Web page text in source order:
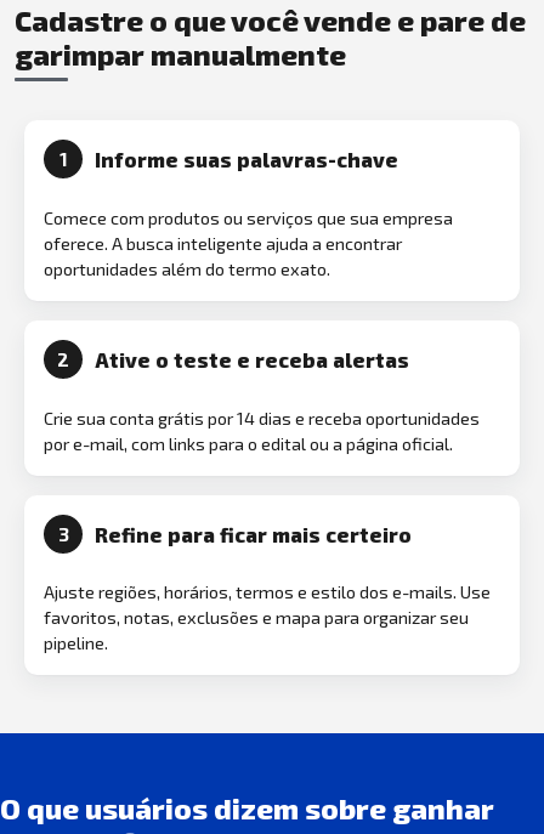
Cadastre o que você vende e pare de
garimpar manualmente
1 Informe suas palavras-chave
Comece com produtos ou serviços que sua empresa
oferece. A busca inteligente ajuda a encontrar
oportunidades além do termo exato.
2 Ative o teste e receba alertas
Crie sua conta grátis por 14 dias e receba oportunidades
por e-mail, com links para o edital ou a página oficial.
3 Refine para ficar mais certeiro
Ajuste regiões, horários, termos e estilo dos e-mails. Use
favoritos, notas, exclusões e mapa para organizar seu
pipeline.
O que usuários dizem sobre ganhar